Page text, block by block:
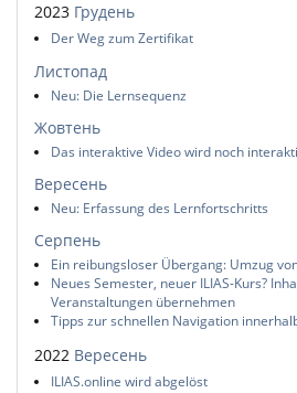
2023 Грудень
Der Weg zum Zertifikat
Листопад
Neu: Die Lernsequenz
Жовтень
Das interaktive Video wird noch
Вересень
Neu: Erfassung des Lernfortschritts
Серпень
Ein reibungsloser Übergang: Umzug
Neues Semester, neuer ILIAS-Kurs?
Veranstaltungen übernehmen
Tipps zur schnellen Navigation
2022 Вересень
ILIAS.online wird abgelöst